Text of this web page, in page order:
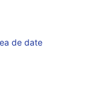
de date